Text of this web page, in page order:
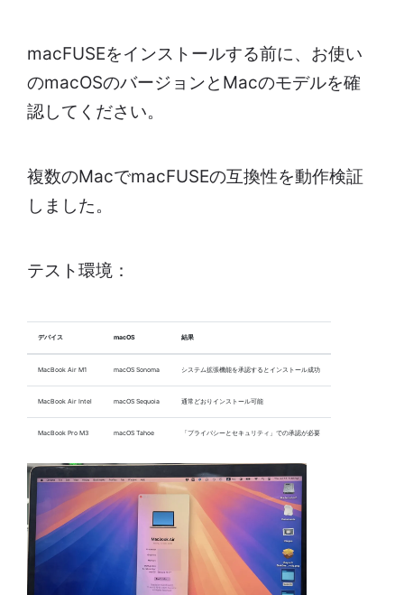
macFUSEをインストールする前に、お使い
のmacOSのバージョンとMacのモデルを確
認してください。
複数のMacでmacFUSEの互換性を動作検証
しました。
テスト環境：
デバイス macOS 結果
MacBook Air M1 macOS Sonoma システム拡張機能を承認するとインストール成功
MacBook Air Intel macOS Sequoia 通常どおりインストール可能
MacBook Pro M3 macOS Tahoe 「プライバシーとセキュリティ」での承認が必要